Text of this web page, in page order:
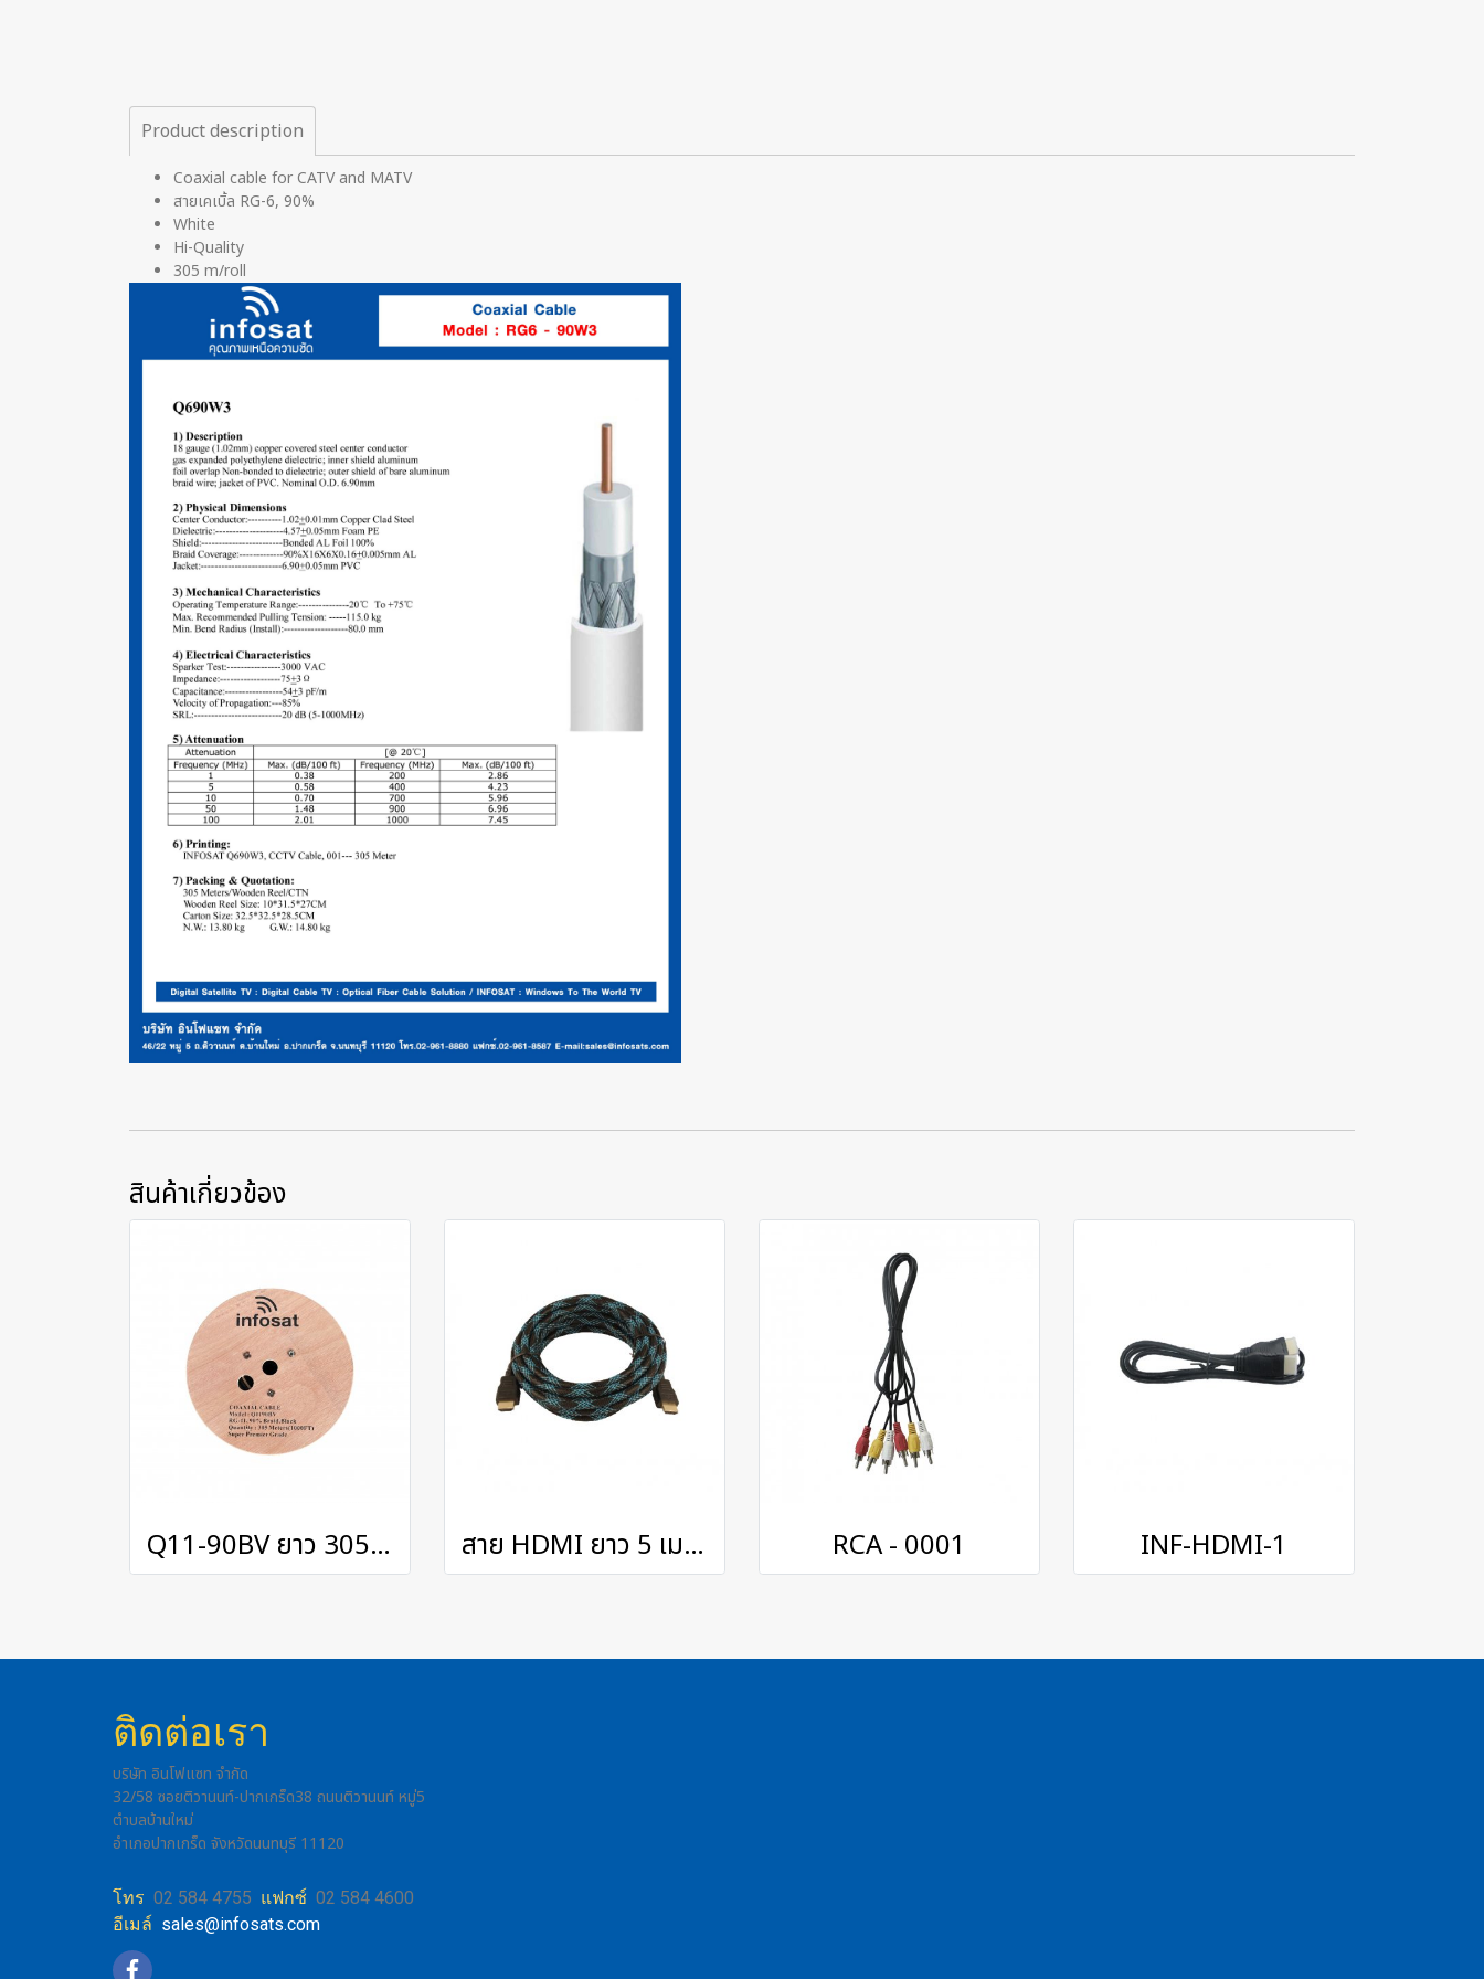
Product description
Coaxial cable for CATV and MATV
สายเคเบิ้ล RG-6, 90%
White
Hi-Quality
305 m/roll
สินค้าเกี่ยวข้อง
Q11-90BV ยาว 305 เมตร สาย HDMI ยาว 5 เมตร RCA - 0001 INF-HDMI-1
ติดต่อเรา
บริษัท อินโฟแซท จำกัด
32/58 ซอยติวานนท์-ปากเกร็ด38 ถนนติวานนท์ หมู่5
ตำบลบ้านใหม่
อำเภอปากเกร็ด จังหวัดนนทบุรี 11120
โทร 02 584 4755 แฟกซ์ 02 584 4600
อีเมล์ sales@infosats.com